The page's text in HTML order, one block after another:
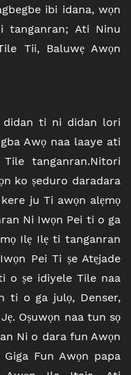
ibi idana, wọn
Ati Ninu
Tii, Baluwẹ Awọn
didan ti ni didan lori
Awọ naa laaye ati
tanganran.Nitori
ko ṣeduro daradara
ju Ti awọn alẹmọ
Ni Iwọn Pei ti o ga
Ilẹ Ilẹ ti tanganran
Pei Ti ṣe Atẹjade
o ṣe idiyele Tile naa
ti o ga julọ, Denser,
Oṣuwọn naa tun sọ
Ni o dara fun Awọn
Fun Awọn papa